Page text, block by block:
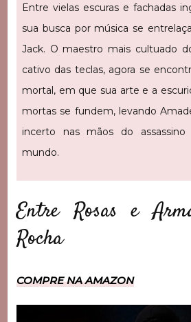
Entre vielas escuras e fachadas
sua busca por música se
Jack. O maestro mais cultuado
cativo das teclas, agora se
mortal, em que sua arte e a
mortas se fundem, levando
incerto nas mãos do
mundo.
Entre Rosas e
Rocha
COMPRE NA AMAZON